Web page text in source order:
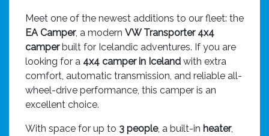
Meet one of the newest additions to our fleet: the
EA Camper, a modern VW Transporter 4x4
camperbuilt for Icelandic adventures. If you are
looking for a 4x4 camper in Iceland with extra
comfort, automatic transmission, and reliable all-
wheel-drive performance, this camper is an
excellent choice.
With space for up to 3 people, a built-in heater,